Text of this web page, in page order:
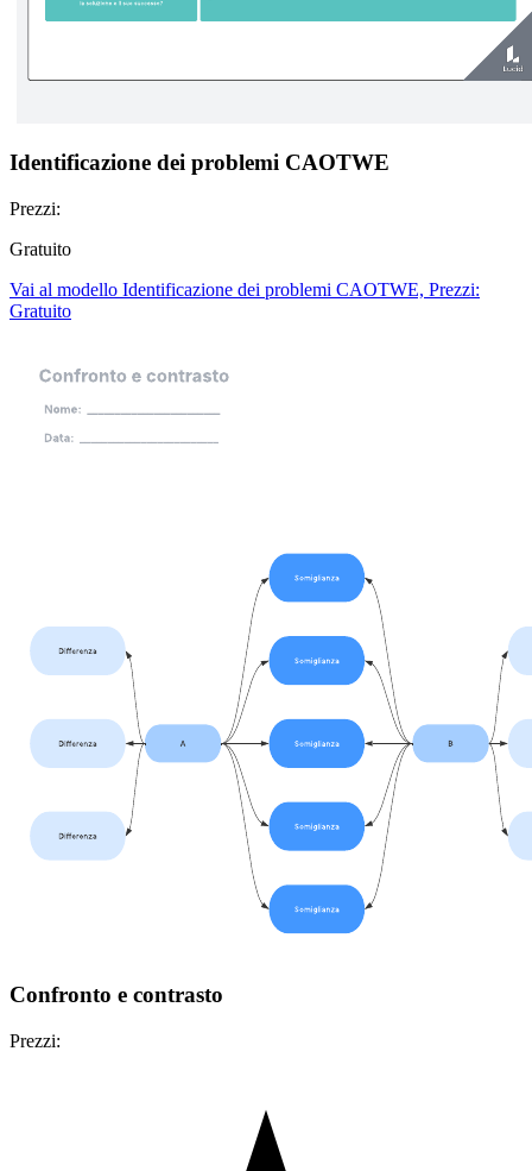
Identificazione dei problemi CAOTWE
Prezzi:
Gratuito
Vai al modello Identificazione dei problemi CAOTWE, Prezzi:
Gratuito
Confronto e contrasto
Prezzi: